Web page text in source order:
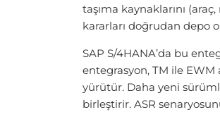
taşıma kaynaklarını
kararları doğrudan depo
SAP S/4HANA’da bu
entegrasyon, TM ile
yürütür. Daha yeni
birleştirir. ASR